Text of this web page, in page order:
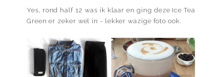
Yes, rond half 12 was ik klaar en ging deze Ice Tea
Green er zeker wel in - lekker wazige foto ook.